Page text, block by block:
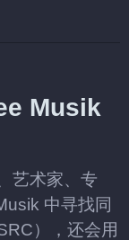
Musik
艺术家、专
中寻找同
），还会用